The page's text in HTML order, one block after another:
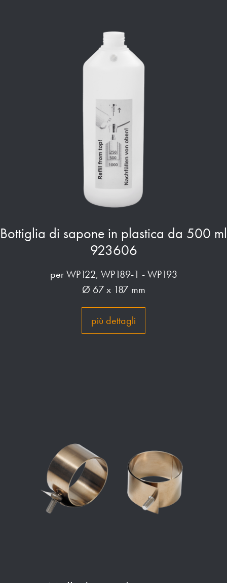
Bottiglia di sapone in plastica da 500 ml
923606
per WP122, WP189-1 - WP193
Ø 67 x 187 mm
più dettagli